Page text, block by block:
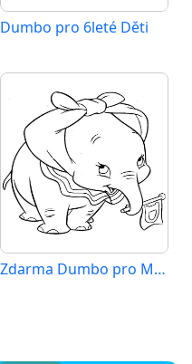
Dumbo pro 6leté Děti
Zdarma Dumbo pro Malé Děti